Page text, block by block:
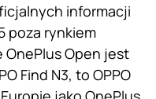
informacji
poza rynkiem
OnePlus Open jest
Find N3, to OPPO